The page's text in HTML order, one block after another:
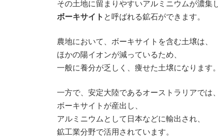
その土地に留まりやすいアルミニウムが濃集し
ボーキサイト と呼ばれる鉱石ができます。
農地において、ボーキサイトを含む土壌は、
ほかの陽イオンが減っているため、
一般に養分が乏しく、痩せた土壌になります。
一方で、安定大陸であるオーストラリアでは、
ボーキサイトが産出し、
アルミニウムとして日本などに輸出され、
鉱工業分野で活用されています。